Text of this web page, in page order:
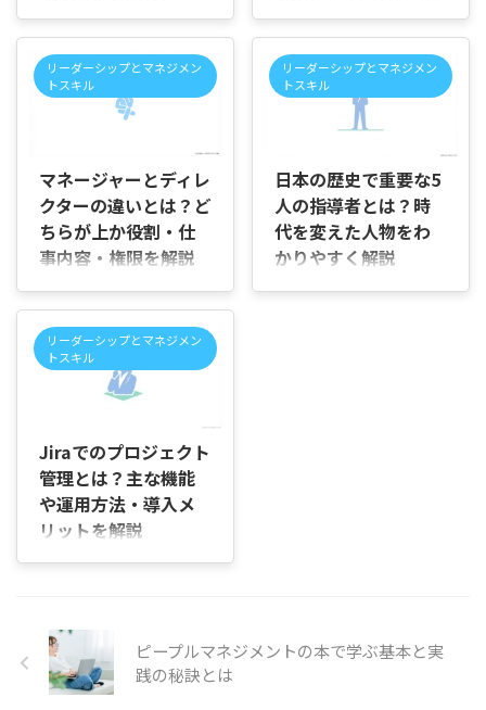
けれど、サブマネージャーは
配置したほうがよいのだろう
か」「何人くらいのチームに
なったら、マネージャーだけ
では管理が難しくなるのだろ
人材育成に追われる中で、一
人では目が行き届かなくな
り、サブマネージャーを置く
べきか判断できずに組織運営
ますよね。 この記事では、サ
安や判断基準、どのような組
織で必要になりやすいのかを
順を追って説明していきま
す。 複数の部下を持つのは普
本と実践法を、分かりやすく
まとめた入門ガイドです。用
語の説明は簡潔にし、具体例
を交えて理解を助けます。 対
全ての方を想定しています。
プロジェクトマネージャー、
担当者、チームリーダー、初
めてプロジェクト管理を学ぶ
方にも役立ちます。たとえ
ば、ソフトウェア開発、建
設、イベント運営など幅広い
リーダーシップとマネジメン
トスキル
マネージャーとディレ
クターの違いとは？ど
ちらが上か役割・仕
事内容・権限を解説
ィレクターは何が違うのだろ
う」「役職名だけ見ても、ど
ちらが上なのか分からない」
と感じていませんか。 求人情
報や組織図で見かけても、そ
ジションを正しく理解できな
かったり、社内で役職につい
て説明されてもイメージが湧
かなかったりすることがあり
ネージャーとディレクターの
内容・権限の違いまで順を追
って説明していきます。 マネ
ージャーとディレクターはど
ちらが上 ...
リーダーシップとマネジメン
トスキル
日本の歴史で重要な5
人の指導者とは？時
代を変えた人物をわ
かりやすく解説
役割、歴史に残る理由をわか
リーダーシップとマネジメン
トスキル
Jiraでのプロジェクト
管理とは？主な機能
や運用方法・導入メ
リットを解説
はじめに 「Jiraでプロジェク
状況をうまく整理できるか不
安」と感じていませんか。 複
数人で開発や業務改善を進め
ピープルマネジメントの本で学ぶ基本と実
践の秘訣とは